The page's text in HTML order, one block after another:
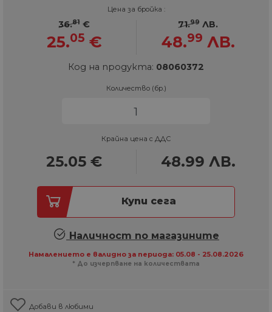
Цена за бройка :
36.81 €
25.05 €
71.99 ЛВ.
48.99 ЛВ.
Код на продукта: 08060372
Количество (бр.)
Крайна цена с ДДС
25.05 € 48.99 ЛВ.
Купи сега
Наличност по магазините
Намалението е валидно за периода: 05.08 - 25.08.2026
* До изчерпване на количествата
Добави в любими